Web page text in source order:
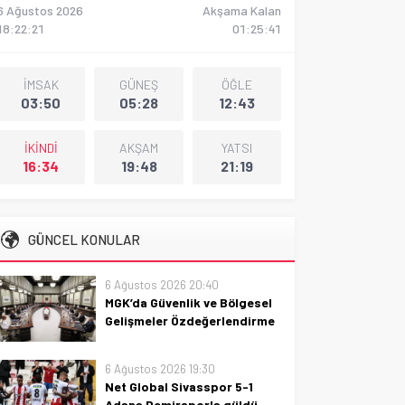
Ağustos 2026
Akşama Kalan
01:25:40
İMSAK
03:50
GÜNEŞ
05:28
ÖĞLE
12:43
İKİNDİ
16:34
AKŞAM
19:48
YATSI
21:19
GÜNCEL KONULAR
6 Ağustos 2026 20:40
MGK’da Güvenlik ve Bölgesel
Gelişmeler Özdeğerlendirme
bölgesel gelişmelerin
özdeğerlendirmesi; stratejik
analiz, riskler ve geleceğe
6 Ağustos 2026 19:30
Net Global Sivasspor 5-1